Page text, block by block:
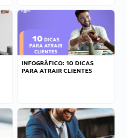
INFOGRÁFICO: 10 DICAS
PARA ATRAIR CLIENTES